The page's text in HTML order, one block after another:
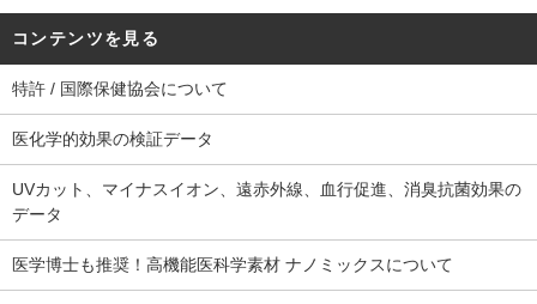
コンテンツを見る
特許 / 国際保健協会について
医化学的効果の検証データ
UVカット、マイナスイオン、遠赤外線、血行促進、消臭抗菌効果の
データ
医学博士も推奨！高機能医科学素材 ナノミックスについて